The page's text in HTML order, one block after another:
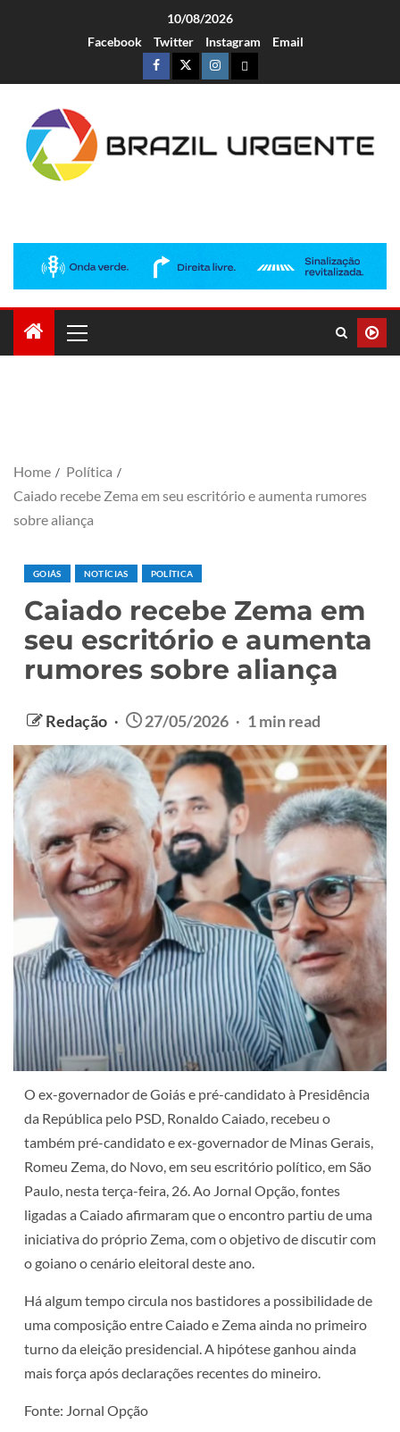
10/08/2026
Facebook
Twitter Instagram Email
Home
Política
Caiado recebe Zema em seu escritório e aumenta rumores
sobre aliança
GOIÁS NOTÍCIAS POLÍTICA
Caiado recebe Zema em
seu escritório e aumenta
rumores sobre aliança
Redação 27/05/2026 1 min read
O ex-governador de Goiás e pré-candidato à Presidência
da República pelo PSD, Ronaldo Caiado, recebeu o
também pré-candidato e ex-governador de Minas Gerais,
Romeu Zema, do Novo, em seu escritório político, em São
Paulo, nesta terça-feira, 26. Ao Jornal Opção, fontes
ligadas a Caiado afirmaram que o encontro partiu de uma
iniciativa do próprio Zema, com o objetivo de discutir com
o goiano o cenário eleitoral deste ano.
Há algum tempo circula nos bastidores a possibilidade de
uma composição entre Caiado e Zema ainda no primeiro
turno da eleição presidencial. A hipótese ganhou ainda
mais força após declarações recentes do mineiro.
Fonte: Jornal Opção